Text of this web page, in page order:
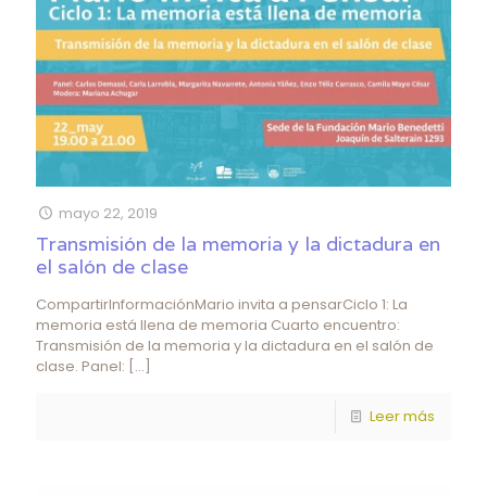
mayo 22, 2019
Transmisión de la memoria y la dictadura en
el salón de clase
CompartirInformaciónMario invita a pensarCiclo 1: La
memoria está llena de memoria Cuarto encuentro:
Transmisión de la memoria y la dictadura en el salón de
clase. Panel: […]
Leer más